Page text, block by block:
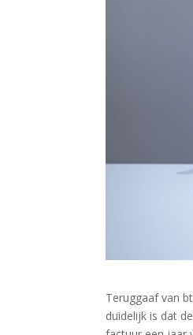
Teruggaaf van
duidelijk is dat